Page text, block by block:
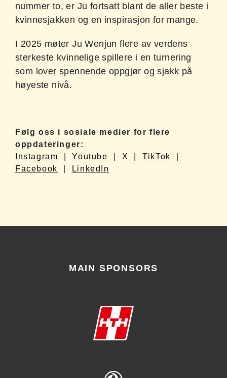
nummer to, er Ju fortsatt blant de aller beste i
kvinnesjakken og en inspirasjon for mange.
I 2025 møter Ju Wenjun flere av verdens
sterkeste kvinnelige spillere i en turnering
som lover spennende oppgjør og sjakk på
høyeste nivå.
Følg oss i sosiale medier for flere
oppdateringer:
Instagram |Youtube X |TikTok
Facebook
LinkedIn
MAIN SPONSORS